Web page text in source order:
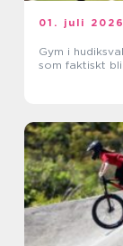
01. juli 2026
Gym i hudiksvall
som faktiskt